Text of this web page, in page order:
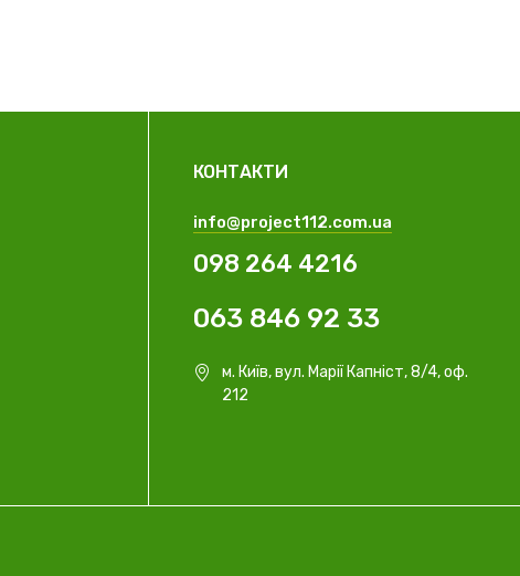
КОНТАКТИ
info@project112.com.ua
098 264 4216
063 846 92 33
м. Київ, вул. Марії Капніст, 8/4, оф.
212